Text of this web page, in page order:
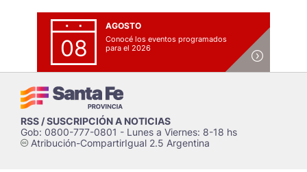
08
AGOSTO
Conocé los eventos programados
para el 2026
RSS / SUSCRIPCIÓN A NOTICIAS
Gob: 0800-777-0801 - Lunes a Viernes: 8-18 hs
cAtribución-CompartirIgual 2.5 Argentina